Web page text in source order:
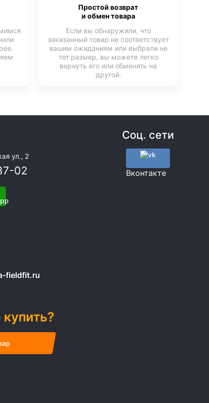
Простой возврат
и обмен товара
Если вы обнаружили, что
заказанный товар не соответствует
вашим ожиданиям или выбрали не
тот размер, вы можете легко
вернуть его или обменять на
другой.
ул., 2
02
fieldfit.ru
Соц. сети
Вконтакте